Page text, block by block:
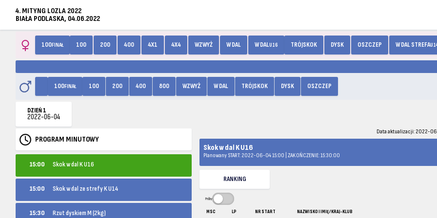
4. MITYNG LOZLA 2022
BIAŁA PODLASKA, 04.06.2022
100FINAŁ 100 200 400 4X1 4X4 WZWYŻ W DAL W DALU16 TRÓJSKOK DYSK OSZCZEP W DAL STREFA
100FINAŁ 100 200 400 800 WZWYŻ W DAL TRÓJSKOK DYSK OSZCZEP
DZIEŃ 1
2022-06-04
PROGRAM MINUTOWY
15:00 Skok w dal K U16
15:00 Skok w dal ze strefy K U14
15:30 Rzut dyskiem M (2kg)
Data aktualizacji: 2022-
Skok w dal K U16
Planowany START: 2022-06-04 15:00 | ZAKOŃCZENIE: 15:30:00
RANKING
Próby
MSC LP NR START NAZWISKO I IMIĘ / KRAJ-KLUB